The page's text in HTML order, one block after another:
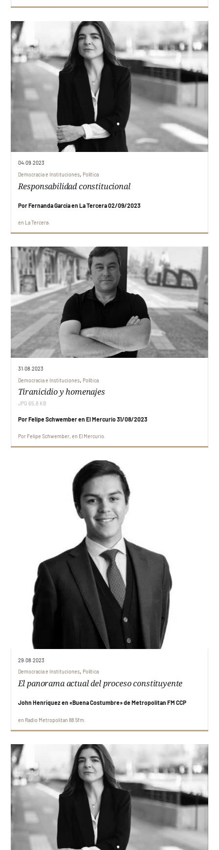
04.09.2023
Democracia e Instituciones, Política
Responsabilidad constitucional
Por Fernanda García en La Tercera 02/09/2023
en La Tercera
31.08.2023
Democracia e Instituciones, Política
Tiranicidio y homenajes
JPG 65,8 KB
Por Felipe Schwember en El Mercurio 31/08/2023
Por Felipe Schwember en El Mercurio
29.08.2023
Democracia e Instituciones, Política
El panorama actual del proceso constituyente
John Henríquez en «Buena Costumbre» de Metropolitan FM CCP
en Radio Metropolitan 88.5fm